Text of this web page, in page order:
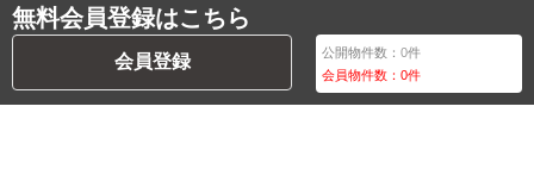
無料会員登録はこちら
会員登録 公開物件数：0件
会員物件数：0件